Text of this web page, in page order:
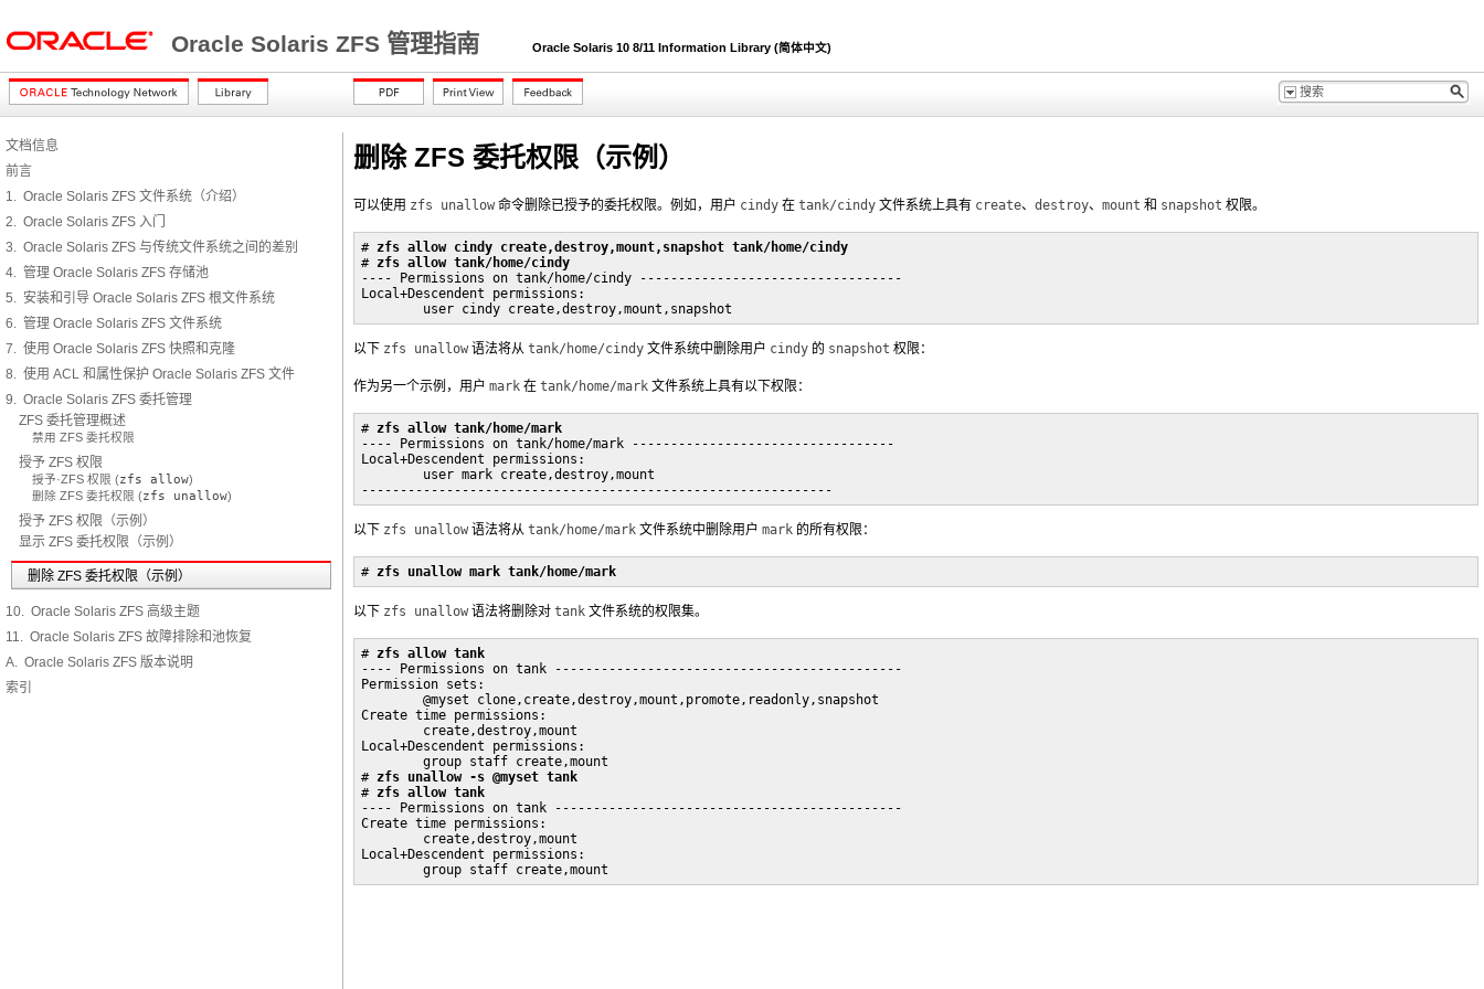
Oracle Solaris ZFS 管理指南 Oracle Solaris 10 8/11 Information Library (简体中文)
文档信息
前言
1. Oracle Solaris ZFS 文件系统（介绍）
2. Oracle Solaris ZFS 入门
3. Oracle Solaris ZFS 与传统文件系统之间的差别
4. 管理 Oracle Solaris ZFS 存储池
5. 安装和引导 Oracle Solaris ZFS 根文件系统
6. 管理 Oracle Solaris ZFS 文件系统
7. 使用 Oracle Solaris ZFS 快照和克隆
8. 使用 ACL 和属性保护 Oracle Solaris ZFS 文件
9. Oracle Solaris ZFS 委托管理
ZFS 委托管理概述
禁用 ZFS 委托权限
授予 ZFS 权限
授予·ZFS 权限 (zfs allow)
删除 ZFS 委托权限 (zfs unallow)
授予 ZFS 权限（示例）
显示 ZFS 委托权限（示例）
删除 ZFS 委托权限（示例）
10. Oracle Solaris ZFS 高级主题
11. Oracle Solaris ZFS 故障排除和池恢复
A. Oracle Solaris ZFS 版本说明
索引
删除 ZFS 委托权限（示例）
可以使用 zfs unallow 命令删除已授予的委托权限。例如，用户 cindy 在 tank/cindy 文件系统上具有 create、 destroy、 mount 和 snapshot 权限。
# zfs allow cindy create,destroy,mount,snapshot tank/home/cindy
# zfs allow tank/home/cindy
---- Permissions on tank/home/cindy ----------------------------------
Local+Descendent permissions:
        user cindy create,destroy,mount,snapshot
以下 zfs unallow 语法将从 tank/home/cindy 文件系统中删除用户 cindy 的 snapshot 权限：
作为另一个示例，用户 mark 在 tank/home/mark 文件系统上具有以下权限：
# zfs allow tank/home/mark
---- Permissions on tank/home/mark ----------------------------------
Local+Descendent permissions:
        user mark create,destroy,mount
-------------------------------------------------------------
以下 zfs unallow 语法将从 tank/home/mark 文件系统中删除用户 mark 的所有权限：
# zfs unallow mark tank/home/mark
以下 zfs unallow 语法将删除对 tank 文件系统的权限集。
# zfs allow tank
---- Permissions on tank ---------------------------------------------
Permission sets:
        @myset clone,create,destroy,mount,promote,readonly,snapshot
Create time permissions:
        create,destroy,mount
Local+Descendent permissions:
        group staff create,mount
# zfs unallow -s @myset tank
# zfs allow tank
---- Permissions on tank ---------------------------------------------
Create time permissions:
        create,destroy,mount
Local+Descendent permissions:
        group staff create,mount